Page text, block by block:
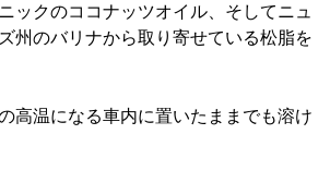
ックのココナッツオイル、そしてニュ
州のバリナから取り寄せている松脂を
高温になる車内に置いたままでも溶け